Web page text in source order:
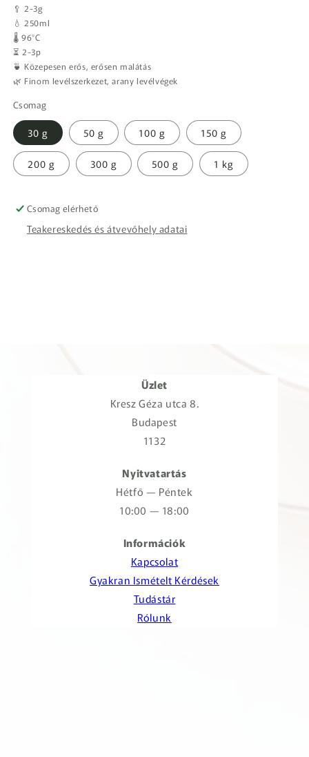
🥄 2-3g
💧 250ml
🌡️ 96°C
⏳ 2-3p
🍵 Közepesen erős, erősen malátás
🌿 Finom levélszerkezet, arany levélvégek
Csomag
30 g 50 g 100 g 150 g
200 g 300 g 500 g 1 kg
Csomag elérhető
Teakereskedés és átvevőhely adatai
Üzlet
Kresz Géza utca 8.
Budapest
1132
Nyitvatartás
Hétfő — Péntek
10:00 — 18:00
Információk
Kapcsolat
Gyakran Ismételt Kérdések
Tudástár
Rólunk